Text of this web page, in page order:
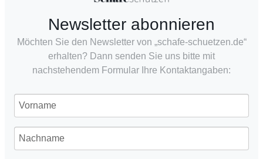
Newsletter abonnieren
Möchten Sie den Newsletter von „schafe-schuetzen.de“
erhalten? Dann senden Sie uns bitte mit
nachstehendem Formular Ihre Kontaktangaben: